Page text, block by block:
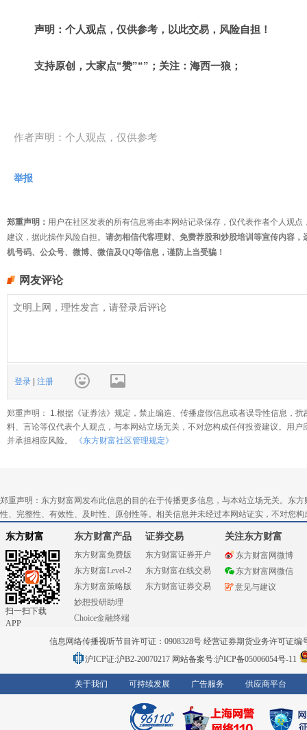
声明：个人观点，仅供参考，以此交易，风险自担！
支持原创，大家点“赞”“”；关注：海西一狼；
作者声明：个人观点，仅供参考
举报
郑重声明： 用户在社区发表的所有信息将由本网站记录保存，仅代表作者个人观
建议，据此操作风险自担。 请勿相信代客理财、免费荐股和炒股培训等宣传内容
机号码、公众号、微博、微信及QQ等信息，谨防上当受骗！
网友评论
登录 注册
郑重声明： 1.根据《证券法》规定，禁止编造、传播虚假信息或者误导性信息，
料、言论等仅代表个人观点，与本网站立场无关，不对您构成任何投资建议。用
并承担相应风险。
《东方财富社区管理规定》
郑重声明：东方财富网发布此信息的目的在于传播更多信息，与本站立场无关。东
性、完整性、有效性、及时性、原创性等。相关信息并未经过本网站证实，不对您
东方财富
扫一扫下载
APP
东方财富产品
东方财富免费版
东方财富Level-2
东方财富策略版
妙想投研助理
Choice金融终端
证券交易
东方财富证券开户
东方财富在线交易
东方财富证券交易
关注东方财富
东方财富网微博
东方财富网微信
意见与建议
信息网络传播视听节目许可证：0908328号 经营证券期货业务许可证编
沪ICP证:沪B2-20070217 网站备案号:沪ICP备05006054号-11
关于我们 可持续发展 广告服务 供应商平台